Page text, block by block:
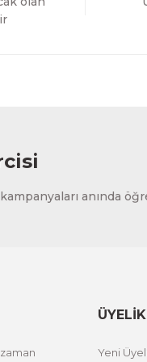
anında
ÜYELİK
Yeni